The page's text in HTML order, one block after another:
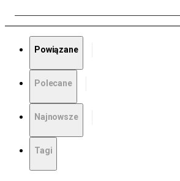
Powiązane
Polecane
Najnowsze
Tagi